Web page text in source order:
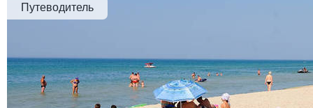
Путеводитель